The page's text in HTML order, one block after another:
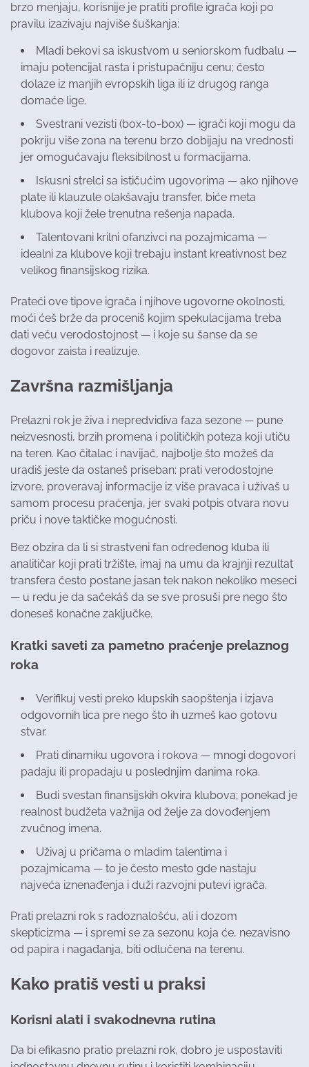
brzo menjaju, korisnije je pratiti profile igrača koji po
pravilu izazivaju najviše šuškanja:
Mladi bekovi sa iskustvom u seniorskom fudbalu —
imaju potencijal rasta i pristupačniju cenu; često
dolaze iz manjih evropskih liga ili iz drugog ranga
domaće lige.
Svestrani vezisti (box-to-box) — igrači koji mogu da
pokriju više zona na terenu brzo dobijaju na vrednosti
jer omogućavaju fleksibilnost u formacijama.
Iskusni strelci sa ističućim ugovorima — ako njihove
plate ili klauzule olakšavaju transfer, biće meta
klubova koji žele trenutna rešenja napada.
Talentovani krilni ofanzivci na pozajmicama —
idealni za klubove koji trebaju instant kreativnost bez
velikog finansijskog rizika.
Prateći ove tipove igrača i njihove ugovorne okolnosti,
moći ćeš brže da proceniš kojim spekulacijama treba
dati veću verodostojnost — i koje su šanse da se
dogovor zaista i realizuje.
Završna razmišljanja
Prelazni rok je živa i nepredvidiva faza sezone — pune
neizvesnosti, brzih promena i političkih poteza koji utiču
na teren. Kao čitalac i navijač, najbolje što možeš da
uradiš jeste da ostaneš priseban: prati verodostojne
izvore, proveravaj informacije iz više pravaca i uživaš u
samom procesu praćenja, jer svaki potpis otvara novu
priču i nove taktičke mogućnosti.
Bez obzira da li si strastveni fan određenog kluba ili
analitičar koji prati tržište, imaj na umu da krajnji rezultat
transfera često postane jasan tek nakon nekoliko meseci
— u redu je da sačekáš da se sve prosuši pre nego što
doneseš konačne zaključke.
Kratki saveti za pametno praćenje prelaznog
roka
Verifikuj vesti preko klupskih saopštenja i izjava
odgovornih lica pre nego što ih uzmeš kao gotovu
stvar.
Prati dinamiku ugovora i rokova — mnogi dogovori
padaju ili propadaju u poslednjim danima roka.
Budi svestan finansijskih okvira klubova; ponekad je
realnost budžeta važnija od želje za dovođenjem
zvučnog imena.
Uživaj u pričama o mladim talentima i
pozajmicama — to je često mesto gde nastaju
najveća iznenađenja i duži razvojni putevi igrača.
Prati prelazni rok s radoznalošću, ali i dozom
skepticizma — i spremi se za sezonu koja će, nezavisno
od papira i nagađanja, biti odlučena na terenu.
Kako pratiš vesti u praksi
Korisni alati i svakodnevna rutina
Da bi efikasno pratio prelazni rok, dobro je uspostaviti